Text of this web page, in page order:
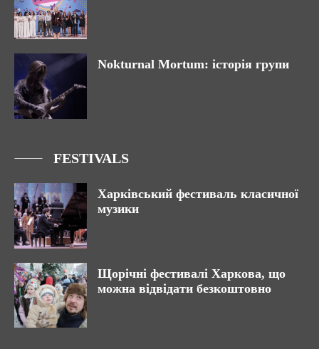
Nokturnal Mortum: історія групи
FESTIVALS
Харківський фестиваль класичної
музики
Щорічні фестивалі Харкова, що
можна відвідати безкоштовно